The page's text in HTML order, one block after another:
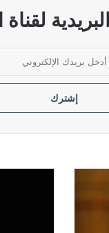
الأزمات الخانقة